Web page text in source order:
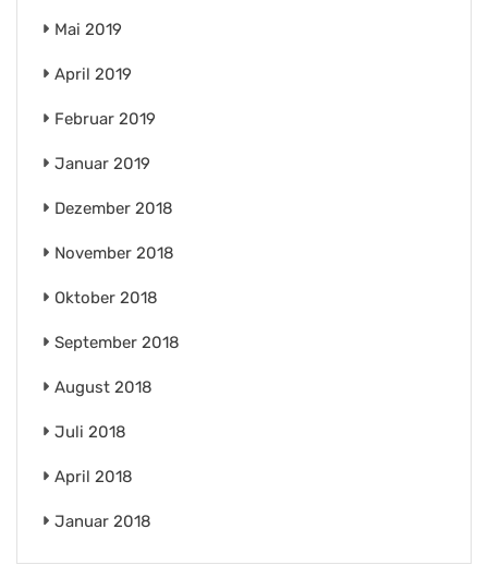
Mai 2019
April 2019
Februar 2019
Januar 2019
Dezember 2018
November 2018
Oktober 2018
September 2018
August 2018
Juli 2018
April 2018
Januar 2018